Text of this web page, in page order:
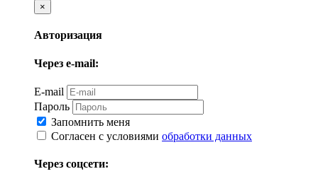
×
Авторизация
Через e-mail:
E-mail
Пароль
Запомнить меня
Согласен с условиями обработки данных
Через соцсети: